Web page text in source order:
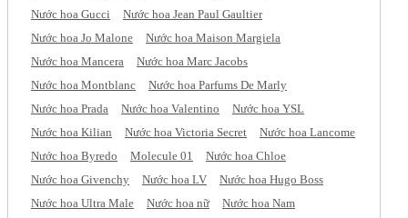
Nước hoa Gucci
Nước hoa Jean Paul Gaultier
Nước hoa Jo Malone
Nước hoa Maison Margiela
Nước hoa Mancera
Nước hoa Marc Jacobs
Nước hoa Montblanc
Nước hoa Parfums De Marly
Nước hoa Prada
Nước hoa Valentino
Nước hoa YSL
Nước hoa Kilian
Nước hoa Victoria Secret
Nước hoa Lancome
Nước hoa Byredo
Molecule 01
Nước hoa Chloe
Nước hoa Givenchy
Nước hoa LV
Nước hoa Hugo Boss
Nước hoa Ultra Male
Nước hoa nữ
Nước hoa Nam